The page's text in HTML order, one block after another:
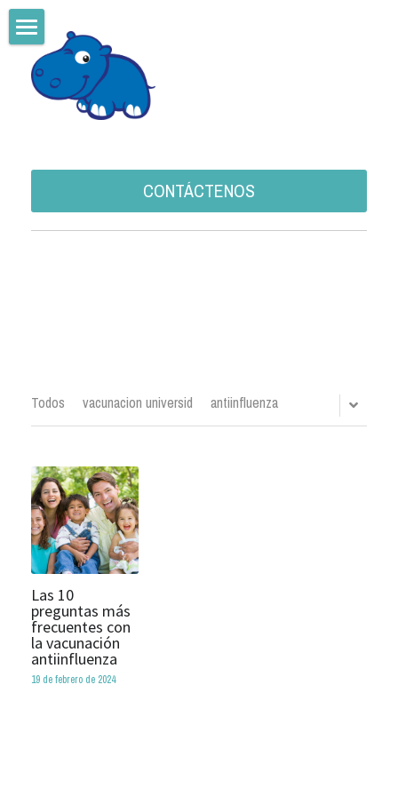
CONTÁCTENOS
Home
VACUNACION OCUPACIONAL
DIGA NO AL CANCER
Ingresar/Registrarse
Todos vacunacion universid antiinfluenza
Las 10
preguntas más
frecuentes con
la vacunación
antiinfluenza
19 de febrero de 2024